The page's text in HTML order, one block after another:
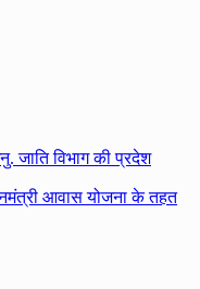
जाति विभाग की प्रदेश
आवास योजना के तहत